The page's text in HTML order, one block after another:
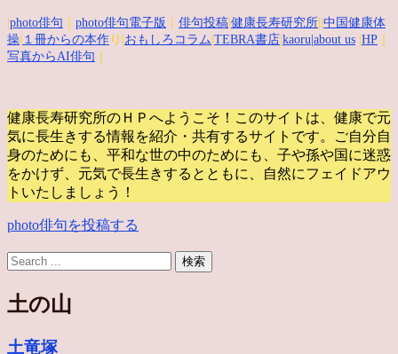
photo俳句 photo俳句電子版 俳句投稿 健康長寿研究所 中国健康体
操 １冊からの本作 り| おもしろコラム TEBRA書店 kaoru |about us HP
写真からAI俳句
健康長寿研究所のＨＰへようこそ！このサイトは、健康で元
気に長生きする情報を紹介・共有するサイトです。
ご自分自
身のためにも、平和な世の中のためにも、子や孫や国に迷惑
をかけず、元気で長生きするとともに、自然にフェイドアウ
トいたしましょう！
photo俳句を投稿する
土の山
土竜塚